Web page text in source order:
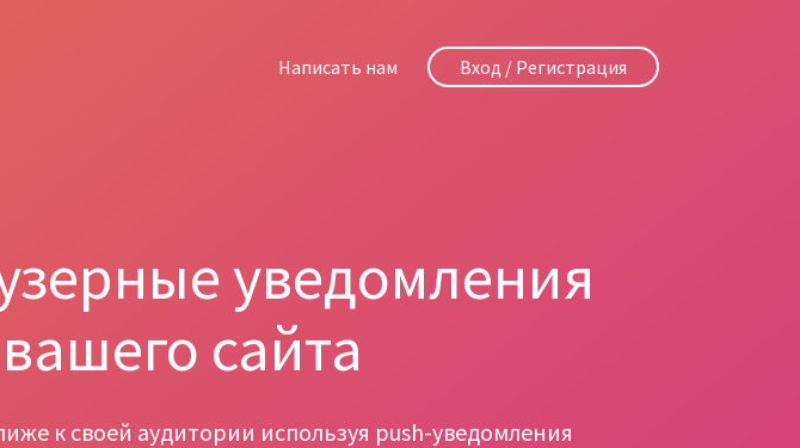
Написать нам Вход / Регистрация
уведомления
сайта
к своей аудитории используя push-уведомления